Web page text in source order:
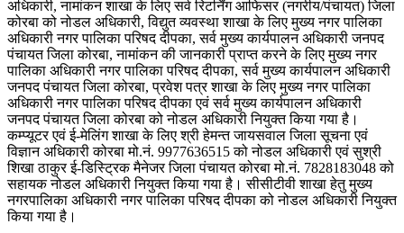
अधिकारी, नामांकन शाखा के लिए सर्व रिटर्निंग आफिसर (नगरीय/पंचायत) जिला
कोरबा को नोडल अधिकारी, विद्युत व्यवस्था शाखा के लिए मुख्य नगर पालिका
अधिकारी नगर पालिका परिषद दीपका, सर्व मुख्य कार्यपालन अधिकारी जनपद
पंचायत जिला कोरबा, नामांकन की जानकारी प्राप्त करने के लिए मुख्य नगर
पालिका अधिकारी नगर पालिका परिषद दीपका, सर्व मुख्य कार्यपालन अधिकारी
जनपद पंचायत जिला कोरबा, प्रवेश पत्र शाखा के लिए मुख्य नगर पालिका
अधिकारी नगर पालिका परिषद दीपका एवं सर्व मुख्य कार्यपालन अधिकारी
जनपद पंचायत जिला कोरबा को नोडल अधिकारी नियुक्त किया गया है।
कम्प्यूटर एवं ई-मेलिंग शाखा के लिए श्री हेमन्त जायसवाल जिला सूचना एवं
विज्ञान अधिकारी कोरबा मो.नं. 9977636515 को नोडल अधिकारी एवं सुश्री
शिखा ठाकुर ई-डिस्ट्रिक मैनेजर जिला पंचायत कोरबा मो.नं. 7828183048 को
सहायक नोडल अधिकारी नियुक्त किया गया है। सीसीटीवी शाखा हेतु मुख्य
नगरपालिका अधिकारी नगर पालिका परिषद दीपका को नोडल अधिकारी नियुक्त
किया गया है।